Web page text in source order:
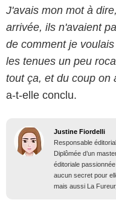
J'avais mon mot à
arrivée, ils n'avaient
de comment je
les tenues un peu
tout ça, et du coup on
a-t-elle conclu.
Justine Fiordelli
Responsable
Diplômée d’un
éditoriale
aucun secret pour
mais aussi La